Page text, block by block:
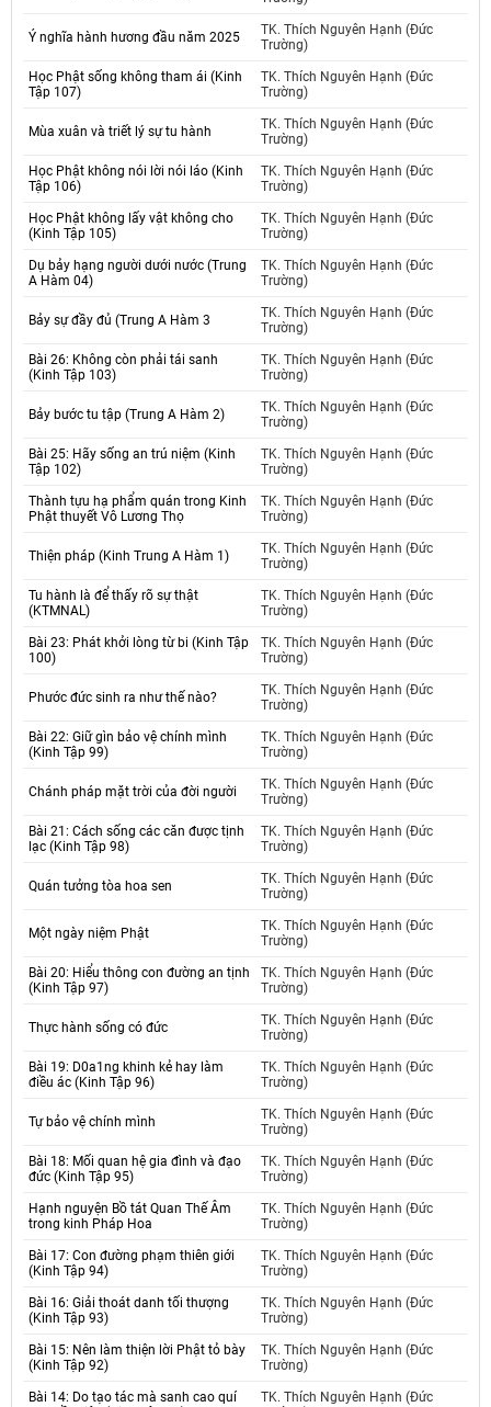
Ý nghĩa hành hương đầu năm 2025
TK. Thích Nguyên Hạnh (Đức
Trường)
Học Phật sống không tham ái (Kinh
Tập 107)
TK. Thích Nguyên Hạnh (Đức
Trường)
Mùa xuân và triết lý sự tu hành
TK. Thích Nguyên Hạnh (Đức
Trường)
Học Phật không nói lời nói láo (Kinh
Tập 106)
TK. Thích Nguyên Hạnh (Đức
Trường)
Học Phật không lấy vật không cho
(Kinh Tập 105)
TK. Thích Nguyên Hạnh (Đức
Trường)
Dụ bảy hạng người dưới nước (Trung
A Hàm 04)
TK. Thích Nguyên Hạnh (Đức
Trường)
Bảy sự đầy đủ (Trung A Hàm 3
TK. Thích Nguyên Hạnh (Đức
Trường)
Bài 26: Không còn phải tái sanh
(Kinh Tập 103)
TK. Thích Nguyên Hạnh (Đức
Trường)
Bảy bước tu tập (Trung A Hàm 2)
TK. Thích Nguyên Hạnh (Đức
Trường)
Bài 25: Hãy sống an trú niệm (Kinh
Tập 102)
TK. Thích Nguyên Hạnh (Đức
Trường)
Thành tựu hạ phẩm quán trong Kinh
Phật thuyết Vô Lương Thọ
TK. Thích Nguyên Hạnh (Đức
Trường)
Thiện pháp (Kinh Trung A Hàm 1)
TK. Thích Nguyên Hạnh (Đức
Trường)
Tu hành là để thấy rõ sự thật
(KTMNAL)
TK. Thích Nguyên Hạnh (Đức
Trường)
Bài 23: Phát khởi lòng từ bi (Kinh Tập
100)
TK. Thích Nguyên Hạnh (Đức
Trường)
Phước đức sinh ra như thế nào?
TK. Thích Nguyên Hạnh (Đức
Trường)
Bài 22: Giữ gìn bảo vệ chính mình
(Kinh Tập 99)
TK. Thích Nguyên Hạnh (Đức
Trường)
Chánh pháp mặt trời của đời người
TK. Thích Nguyên Hạnh (Đức
Trường)
Bài 21: Cách sống các căn được tịnh
lạc (Kinh Tập 98)
TK. Thích Nguyên Hạnh (Đức
Trường)
Quán tưởng tòa hoa sen
TK. Thích Nguyên Hạnh (Đức
Trường)
Một ngày niệm Phật
TK. Thích Nguyên Hạnh (Đức
Trường)
Bài 20: Hiểu thông con đường an tịnh
(Kinh Tập 97)
TK. Thích Nguyên Hạnh (Đức
Trường)
Thực hành sống có đức
TK. Thích Nguyên Hạnh (Đức
Trường)
Bài 19: D0a1ng khinh kẻ hay làm
điều ác (Kinh Tập 96)
TK. Thích Nguyên Hạnh (Đức
Trường)
Tự bảo vệ chính mình
TK. Thích Nguyên Hạnh (Đức
Trường)
Bài 18: Mối quan hệ gia đình và đạo
đức (Kinh Tập 95)
TK. Thích Nguyên Hạnh (Đức
Trường)
Hạnh nguyện Bồ tát Quan Thế Âm
trong kinh Pháp Hoa
TK. Thích Nguyên Hạnh (Đức
Trường)
Bài 17: Con đường phạm thiên giới
(Kinh Tập 94)
TK. Thích Nguyên Hạnh (Đức
Trường)
Bài 16: Giải thoát danh tối thượng
(Kinh Tập 93)
TK. Thích Nguyên Hạnh (Đức
Trường)
Bài 15: Nên làm thiện lời Phật tỏ bày
(Kinh Tập 92)
TK. Thích Nguyên Hạnh (Đức
Trường)
Bài 14: Do tạo tác mà sanh cao quí
TK. Thích Nguyên Hạnh (Đức